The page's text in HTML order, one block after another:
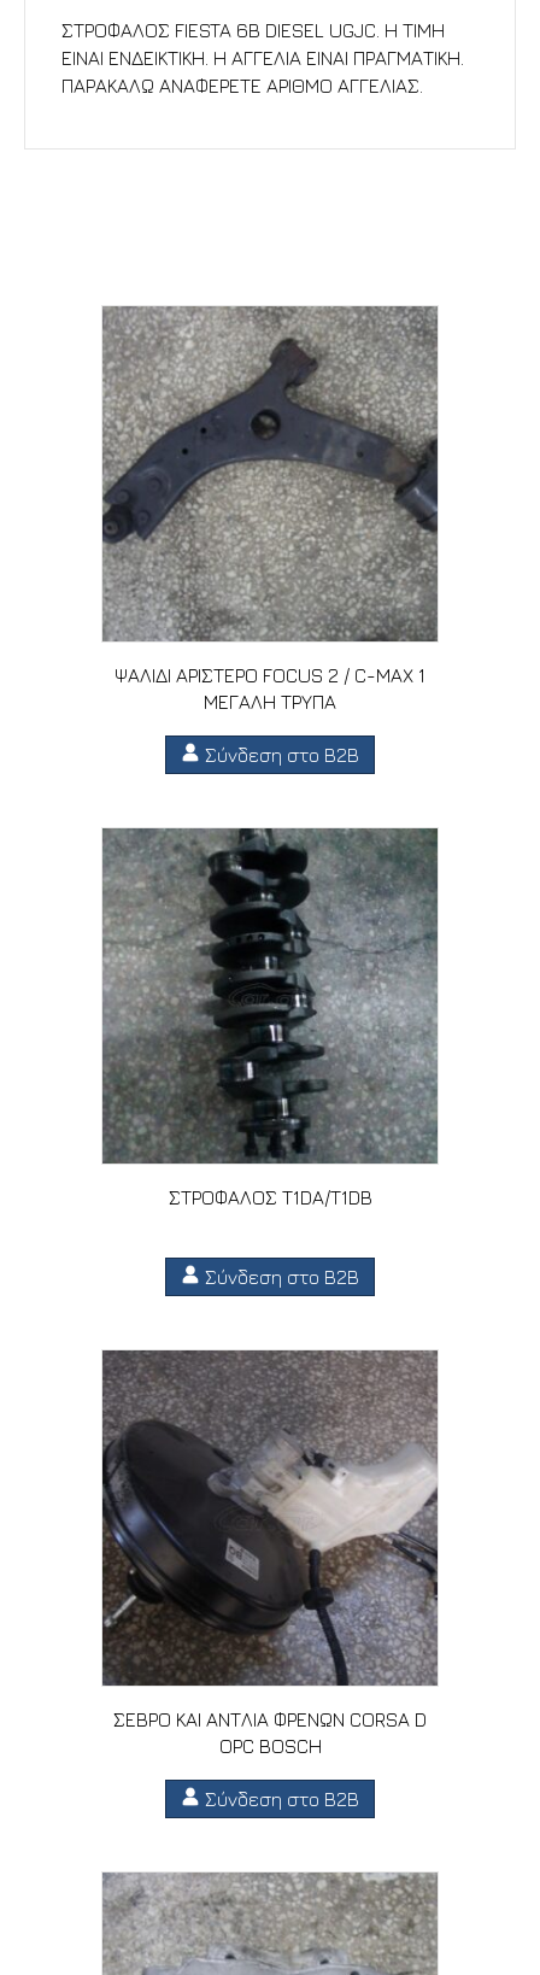
ΣΤΡΟΦΑΛΟΣ FIESTA 6B DIESEL UGJC. Η ΤΙΜΗ
ΕΙΝΑΙ ΕΝΔΕΙΚΤΙΚΗ. Η ΑΓΓΕΛΙΑ ΕΙΝΑΙ ΠΡΑΓΜΑΤΙΚΗ.
ΠΑΡΑΚΑΛΩ ΑΝΑΦΕΡΕΤΕ ΑΡΙΘΜΟ ΑΓΓΕΛΙΑΣ.
ΨΑΛΙΔΙ ΑΡΙΣΤΕΡΟ FOCUS 2 / C-MAX 1
ΜΕΓΑΛΗ ΤΡΥΠΑ
Σύνδεση στο B2B
ΣΤΡΟΦΑΛΟΣ T1DA/T1DB
Σύνδεση στο B2B
ΣΕΒΡΟ ΚΑΙ ΑΝΤΛΙΑ ΦΡΕΝΩΝ CORSA D
OPC BOSCH
Σύνδεση στο B2B